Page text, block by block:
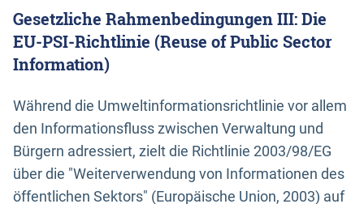
Gesetzliche Rahmenbedingungen III: Die
EU-PSI-Richtlinie (Reuse of Public Sector
Information)
Während die Umweltinformationsrichtlinie vor allem
den Informationsfluss zwischen Verwaltung und
Bürgern adressiert, zielt die Richtlinie 2003/98/EG
über die "Weiterverwendung von Informationen des
öffentlichen Sektors" (Europäische Union, 2003) auf